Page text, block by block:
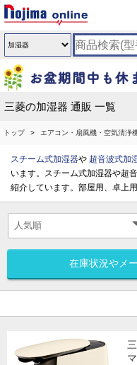
三菱の加湿器 通販 一覧
トップ エアコン・扇風機・空気清浄
スチーム式加湿器や 超音波式加
います。スチーム式加湿器や超
紹介しています。部屋用、卓上
在庫状況やメ